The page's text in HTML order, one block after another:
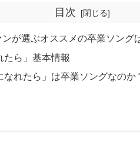
目次
ンが選ぶオススメの卒業ソング
たら」基本情報
なれたら」は卒業ソングなのか